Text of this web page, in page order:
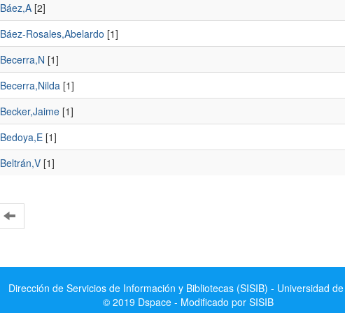
Báez,A[2]
Báez-Rosales,Abelardo [1]
Becerra,N [1]
Becerra,Nilda[1]
Becker,Jaime[1]
Bedoya,E[1]
Beltrán,V[1]
Dirección de Servicios de Información y Bibliotecas (SISIB) - Universidad
© 2019 Dspace - Modificado por SISIB